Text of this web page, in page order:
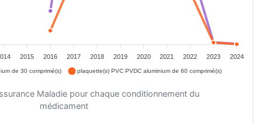
2015 2016 2017 2018 2019 2020 2021 2022 2023 2024
de 30 comprimé(s) plaquette(s) PVC PVDC aluminium de 60 comprimé(s)
Maladie pour chaque conditionnement du
médicament